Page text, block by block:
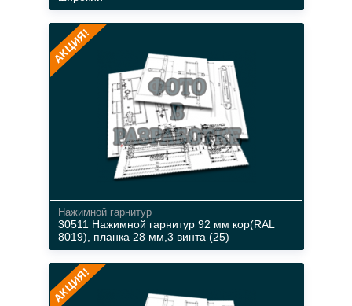
Нажимной гарнитур
30511 Нажимной гарнитур 92 мм кор(RAL
8019), планка 28 мм,3 винта (25)
АКЦИЯ!
АКЦИЯ!